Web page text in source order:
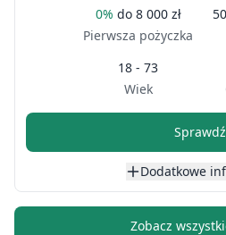
0% do 8 000 zł
Pierwsza pożyczka
18 - 73
Wiek
Sprawdź
Dodatkowe
Zobacz